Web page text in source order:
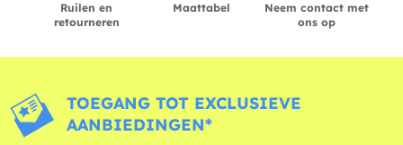
Ruilen en
retourneren
Maattabel
Neem contact met
ons op
TOEGANG TOT EXCLUSIEVE
AANBIEDINGEN*